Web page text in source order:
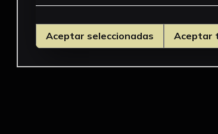
Aceptar seleccionadas Aceptar